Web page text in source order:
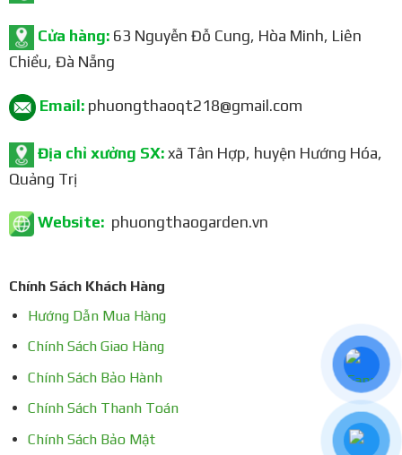
Cửa hàng:63 Nguyễn Đỗ Cung, Hòa Minh, Liên
Chiểu, Đà Nẵng
Email:phuongthaoqt218@gmail.com
Địa chỉ xưởng SX:xã Tân Hợp, huyện Hướng Hóa,
Quảng Trị
Website:phuongthaogarden.vn
Chính Sách Khách Hàng
Hướng Dẫn Mua Hàng
Chính Sách Giao Hàng
Chính Sách Bảo Hành
Chính Sách Thanh Toán
Chính Sách Bảo Mật